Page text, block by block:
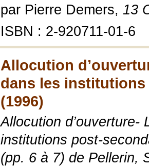
par Pierre Demers, 13
ISBN : 2-920711-01-6
Allocution
dans les
(1996)
Allocution d’ouverture-
institutions post-
(pp. 6 à 7) de Pellerin,